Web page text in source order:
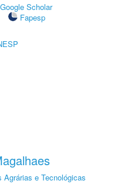
Google Scholar
Fapesp
Agrárias e Tecnológicas